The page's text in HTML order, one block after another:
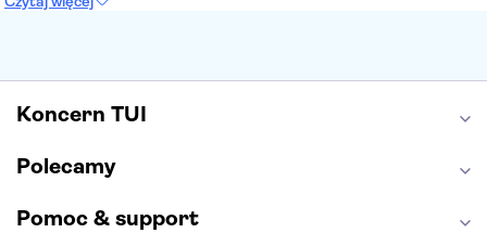
Etna
Wawel
Koncern TUI
Polecamy
Pomoc & support